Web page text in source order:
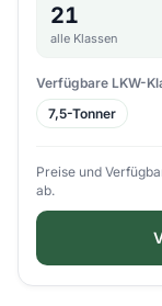
21
alle Klassen
Verfügbare LKW-
7,5-Tonner
Preise und
ab.